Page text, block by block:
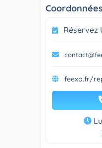
Réservez
feexo.fr/